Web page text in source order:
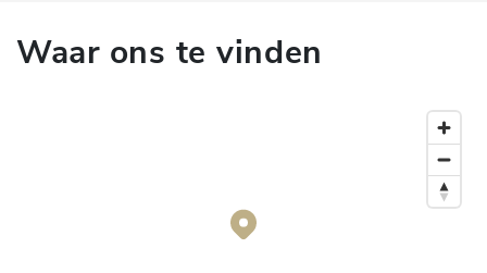
Waar ons te vinden